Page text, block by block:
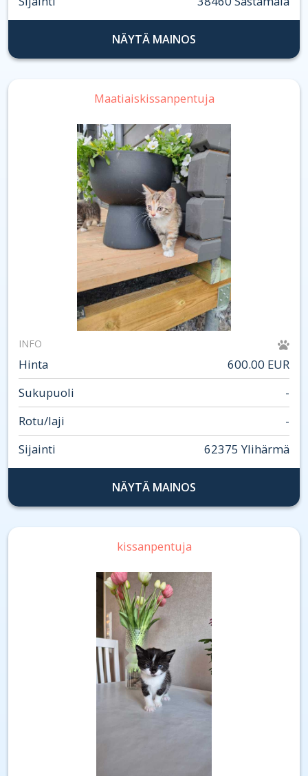
NÄYTÄ MAINOS
Maatiaiskissanpentuja
INFO
Hinta
600.00 EUR
Sukupuoli
-
Rotu/laji
-
Sijainti
62375 Ylihärmä
NÄYTÄ MAINOS
kissanpentuja